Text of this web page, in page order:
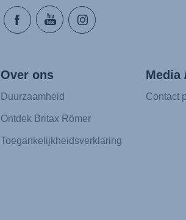
Over ons
Duurzaamheid
Ontdek Britax Römer
Toegankelijkheidsverklaring
Media
Contact